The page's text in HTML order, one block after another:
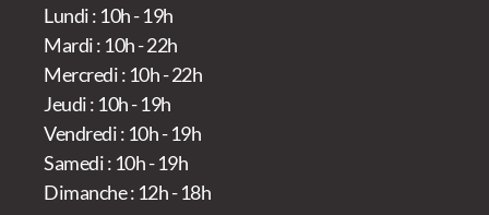
Lundi : 10h - 19h
Mardi : 10h - 22h
Mercredi : 10h - 22h
Jeudi : 10h - 19h
Vendredi : 10h - 19h
Samedi : 10h - 19h
Dimanche : 12h - 18h